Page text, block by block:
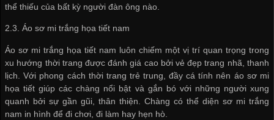
thể thiếu của bất kỳ người đàn ông nào.
2.3. Áo sơ mi trắng họa tiết nam
Áo sơ mi trắng họa tiết nam luôn chiếm một vị trí quan trọng trong
xu hướng thời trang được đánh giá cao bởi vẻ đẹp trang nhã, thanh
lịch. Với phong cách thời trang trẻ trung, đầy cá tính nên áo sơ mi
họa tiết giúp các chàng nổi bật và gắn bó với những người xung
quanh bởi sự gần gũi, thân thiện. Chàng có thể diện sơ mi trắng
nam in hình để đi chơi, đi làm hay hẹn hò.